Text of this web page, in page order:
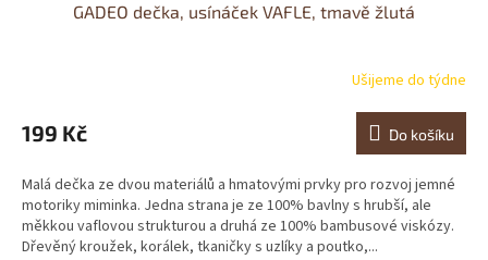
GADEO dečka, usínáček VAFLE, tmavě žlutá
Ušijeme do týdne
199 Kč Do košíku
Malá dečka ze dvou materiálů a hmatovými prvky pro rozvoj jemné
motoriky miminka. Jedna strana je ze 100% bavlny s hrubší, ale
měkkou vaflovou strukturou a druhá ze 100% bambusové viskózy.
Dřevěný kroužek, korálek, tkaničky s uzlíky a poutko,...